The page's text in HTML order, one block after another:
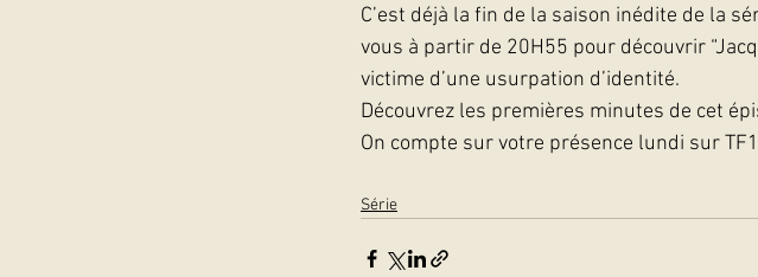
C’est déjà la fin de la saison inédite de la
vous à partir de 20H55 pour découvrir
victime d’une usurpation d’identité.
Découvrez les premières minutes de cet
On compte sur votre présence lundi sur
Série